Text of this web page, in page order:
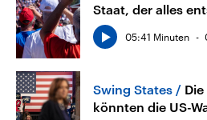
Staat, der alles
05:41 Minuten
Swing States
könnten die US-